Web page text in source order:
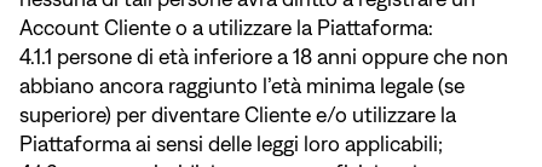
Account Cliente o a utilizzare la Piattaforma:
4.1.1 persone di età inferiore a 18 anni oppure che non
abbiano ancora raggiunto l’età minima legale (se
superiore) per diventare Cliente e/o utilizzare la
Piattaforma ai sensi delle leggi loro applicabili;